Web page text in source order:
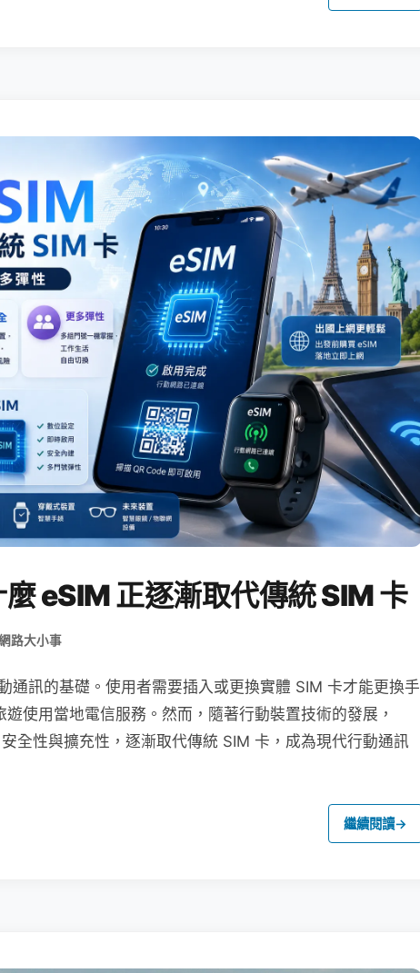
eSIM 正逐漸取代傳統 SIM 卡
路大小事
通訊的基礎。使用者需要插入或更換實體 SIM 卡才能更換手
使用當地電信服務。然而，隨著行動裝置技術的發展，
全性與擴充性，逐漸取代傳統 SIM 卡，成為現代行動通訊
繼續閱讀→